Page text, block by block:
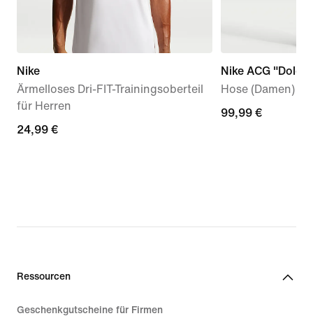
Nike
Ärmelloses Dri-FIT-Trainingsoberteil
für Herren
24,99 €
24,99 €
Nike ACG
Hose (Damen)
99,99 €
99,99 €
Ressourcen
Geschenkgutscheine für Firmen